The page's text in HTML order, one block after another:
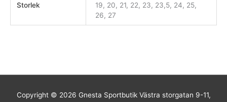
Storlek
19, 20, 21, 22, 23, 23,5, 24, 25,
26, 27
Copyright © 2026 Gnesta SportbutikVästra storgatan 9-11,